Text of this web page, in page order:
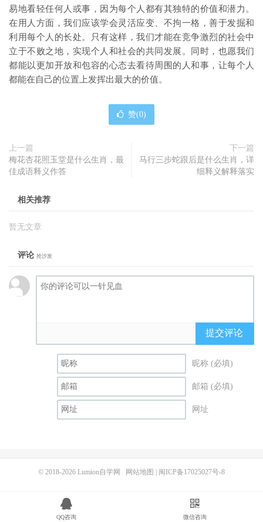
易地看轻任何人或事，因为每个人都有其独特的价值和潜力。
在用人方面，我们应该学会灵活应变、不拘一格，善于发掘和
利用每个人的长处。只有这样，我们才能在竞争激烈的社会中
立于不败之地，实现个人和社会的共同发展。同时，也愿我们
都能以更加开放和包容的心态去看待周围的人和事，让每个人
都能在自己的位置上发挥出最大的价值。
赞(0)
上一篇
梅花杏花照玉堂是什么生肖，最
佳成语释义作答
下一篇
马行三步蛇跟后是什么生肖，详
细释义解释落实
相关推荐
暂无文章
评论 抢沙发
提交评论
昵称 (必填)
邮箱 (必填)
网址
© 2018-2026 Lumion自学网 网站地图 闽ICP备17025027号-8
QQ咨询 微信咨询